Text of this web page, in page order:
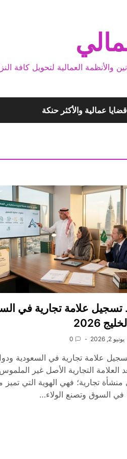
العمالية لتحويل كافة
عمالية والأكثر حنكة
علامة تجارية في
2026
يونيو 2, 2026 0
علامة تجارية في السعودية
تُعد العلامة التجارية الأصل غير الملموس
تجارية؛ فهي الهوية التي تميز
في السوق وتصنع الولاء…